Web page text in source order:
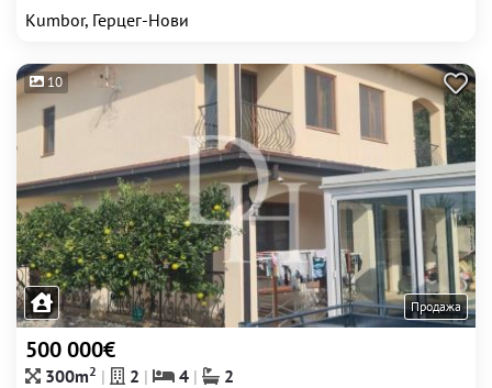
Kumbor, Герцег-Нови
10
Продажа
500 000€
300m2 2 4 2